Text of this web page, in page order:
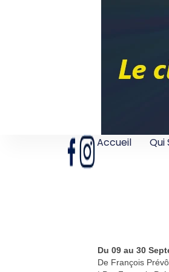
Accueil Qui
Du 09 au 30
De François